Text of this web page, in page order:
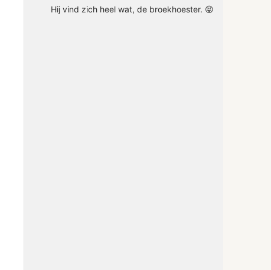
Hij vind zich heel wat, de broekhoester. 😝